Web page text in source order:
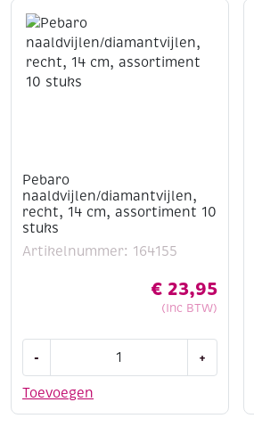
Pebaro
naaldvijlen/diamantvijlen,
recht, 14 cm, assortiment 10
stuks
Artikelnummer: 164155
€ 23,95
(Inc BTW)
Toevoegen
-
naaldvijlen/diamantvijlen,
recht,
+